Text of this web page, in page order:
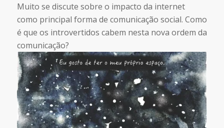
Muito se discute sobre o impacto da internet
como principal forma de comunicação social. Como
é que os introvertidos cabem nesta nova ordem da
comunicação?